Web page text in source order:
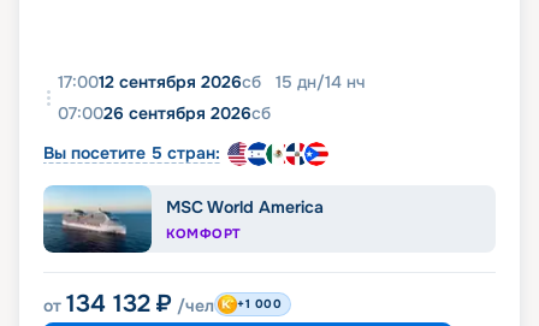
17:0012 сентября 2026сб 15 дн/14 нч
07:0026 сентября 2026сб
Вы посетите 5 стран:
MSC World America
КОМФОРТ
от 134 132 ₽ /чел +1 000